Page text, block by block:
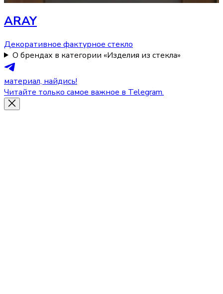
ARAY
Декоративное фактурное стекло
О брендах в категории «Изделия из стекла»
материал, найдись!
Читайте только самое важное в Telegram.